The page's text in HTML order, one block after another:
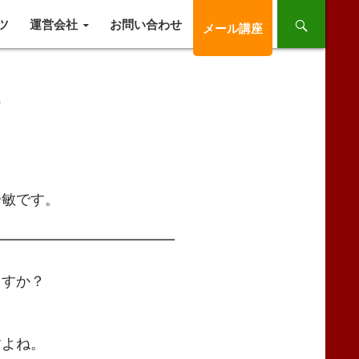
運営会社 お問い合わせ メール講座
です。
か？
。